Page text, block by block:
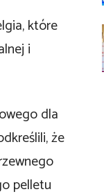
które
i
dla
że
pelletu